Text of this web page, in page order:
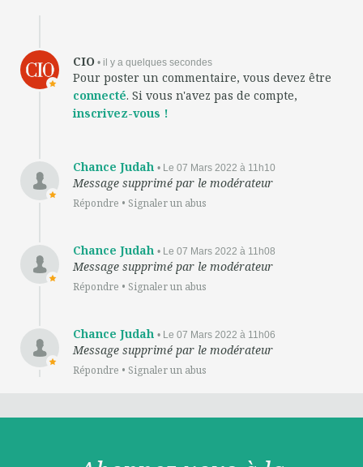
CIO • il y a quelques secondes
Pour poster un commentaire, vous devez être
connecté. Si vous n'avez pas de compte,
inscrivez-vous !
Chance Judah• Le 07 Mars 2022 à 11h10
Message supprimé par le modérateur
Répondre • Signaler un abus
Chance Judah• Le 07 Mars 2022 à 11h08
Message supprimé par le modérateur
Répondre • Signaler un abus
Chance Judah• Le 07 Mars 2022 à 11h06
Message supprimé par le modérateur
Répondre • Signaler un abus